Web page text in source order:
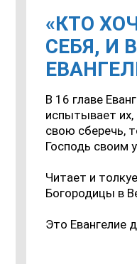
«КТО
СЕБЯ, И
В 16 главе
испытывает
свою сберечь,
Господь своим
Читает и
Богородицы в
Это Евангелие